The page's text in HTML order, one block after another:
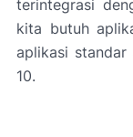
terintegrasi
kita butuh
aplikasi
10.